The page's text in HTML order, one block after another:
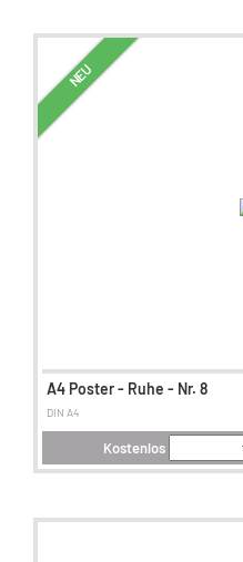
NEU
A4 Poster - Ruhe - Nr. 8
DIN A4
Kostenlos